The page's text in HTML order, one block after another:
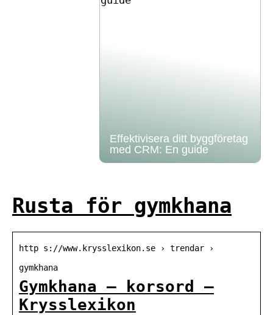
Effektivisera ditt byggföretag
med CRM: En guide
Rusta för gymkhana
http s://www.krysslexikon.se › trendar ›
gymkhana
Gymkhana – korsord –
Krysslexikon